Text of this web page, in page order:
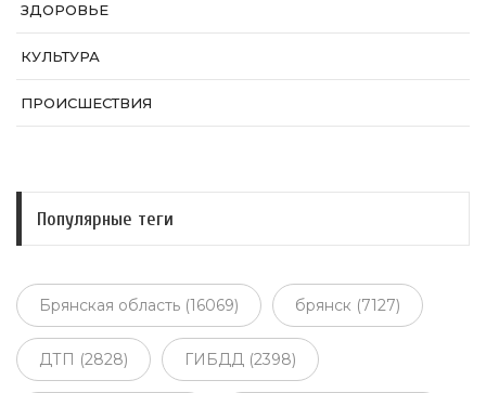
ЗДОРОВЬЕ
КУЛЬТУРА
ПРОИСШЕСТВИЯ
Популярные теги
Брянская область (16069) брянск (7127)
ДТП (2828) ГИБДД (2398)